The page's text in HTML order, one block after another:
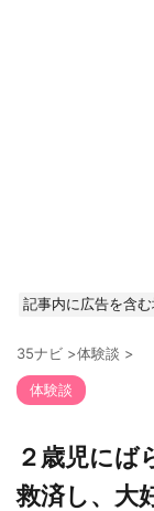
記事内に広告を含む
35ナビ >体験談 >
体験談
２歳児にば
救済し、大